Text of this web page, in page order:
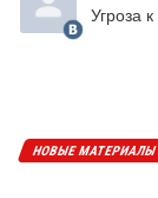
Угроза
НОВЫЕ МАТЕРИАЛЫ